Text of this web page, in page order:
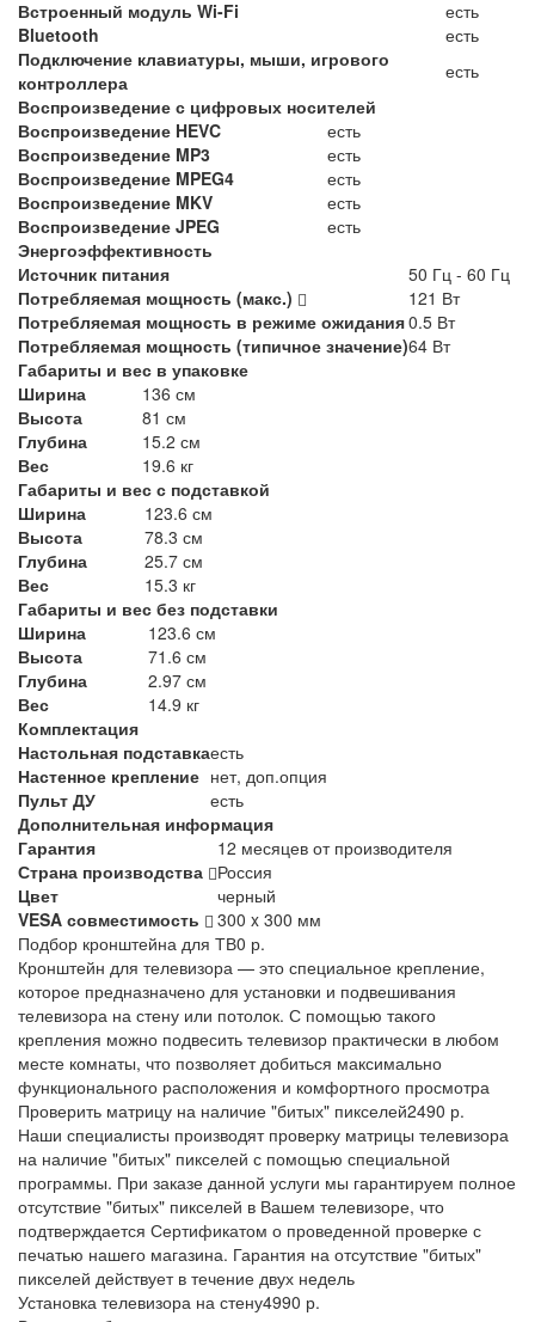
Встроенный модуль Wi-Fi
есть
Bluetooth
есть
Подключение клавиатуры, мыши, игрового
контроллера
есть
Воспроизведение с цифровых носителей
Воспроизведение HEVC
есть
Воспроизведение MP3
есть
Воспроизведение MPEG4
есть
Воспроизведение MKV
есть
Воспроизведение JPEG
есть
Энергоэффективность
Источник питания
50 Гц - 60 Гц
Потребляемая мощность (макс.)
121 Вт
Потребляемая мощность в режиме ожидания0.5 Вт
Потребляемая мощность (типичное значение)64 Вт
Габариты и вес в упаковке
Ширина
136 см
Высота
81 см
Глубина
15.2 см
Вес
19.6 кг
Габариты и вес с подставкой
Ширина
123.6 см
Высота
78.3 см
Глубина
25.7 см
Вес
15.3 кг
Габариты и вес без подставки
Ширина
123.6 см
Высота
71.6 см
Глубина
2.97 см
Вес
14.9 кг
Комплектация
Настольная подставкаесть
Настенное крепление нет, доп.опция
Пульт ДУ
есть
Дополнительная информация
Гарантия
12 месяцев от производителя
Страна производства
Россия
Цвет
черный
VESA совместимость
300 x 300 мм
Подбор кронштейна для ТВ0 р.
Кронштейн для телевизора — это специальное крепление,
которое предназначено для установки и подвешивания
телевизора на стену или потолок. С помощью такого
крепления можно подвесить телевизор практически в любом
месте комнаты, что позволяет добиться максимально
функционального расположения и комфортного просмотра
Проверить матрицу на наличие "битых" пикселей2490 р.
Наши специалисты производят проверку матрицы телевизора
на наличие "битых" пикселей с помощью специальной
программы. При заказе данной услуги мы гарантируем полное
отсутствие "битых" пикселей в Вашем телевизоре, что
подтверждается Сертификатом о проведенной проверке с
печатью нашего магазина. Гарантия на отсутствие "битых"
пикселей действует в течение двух недель
Установка телевизора на стену4990 р.